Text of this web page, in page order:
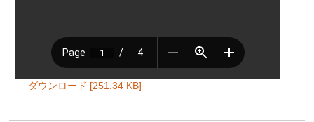
ダウンロード [251.34 KB]